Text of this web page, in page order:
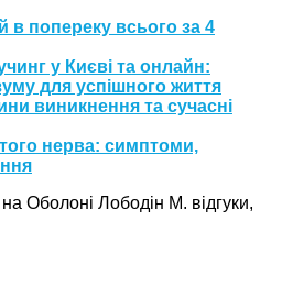
в попереку всього за 4
у Києві та онлайн:
для успішного життя
виникнення та сучасні
нерва: симптоми,